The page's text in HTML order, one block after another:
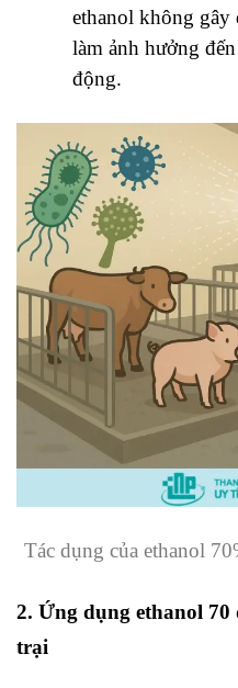
ethanol không
làm ảnh hưởng
động.
Tác dụng của ethanol
2. Ứng dụng ethanol 70
trại